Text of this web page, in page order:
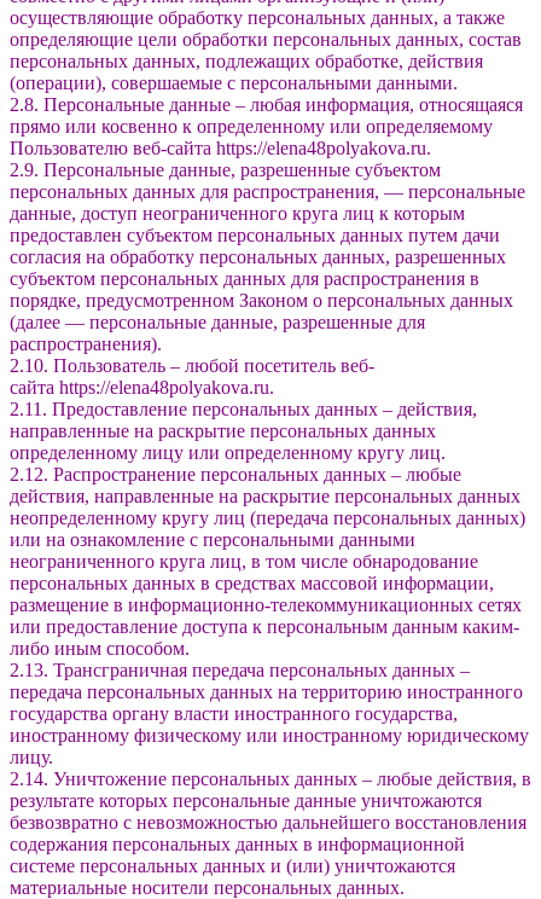
осуществляющие обработку персональных данных, а также
определяющие цели обработки персональных данных, состав
персональных данных, подлежащих обработке, действия
(операции), совершаемые с персональными данными.
2.8. Персональные данные – любая информация, относящаяся
прямо или косвенно к определенному или определяемому
Пользователю веб-сайта https://elena48polyakova.ru.
2.9. Персональные данные, разрешенные субъектом
персональных данных для распространения, — персональные
данные, доступ неограниченного круга лиц к которым
предоставлен субъектом персональных данных путем дачи
согласия на обработку персональных данных, разрешенных
субъектом персональных данных для распространения в
порядке, предусмотренном Законом о персональных данных
(далее — персональные данные, разрешенные для
распространения).
2.10. Пользователь – любой посетитель веб-
сайта https://elena48polyakova.ru.
2.11. Предоставление персональных данных – действия,
направленные на раскрытие персональных данных
определенному лицу или определенному кругу лиц.
2.12. Распространение персональных данных – любые
действия, направленные на раскрытие персональных данных
неопределенному кругу лиц (передача персональных данных)
или на ознакомление с персональными данными
неограниченного круга лиц, в том числе обнародование
персональных данных в средствах массовой информации,
размещение в информационно-телекоммуникационных сетях
или предоставление доступа к персональным данным каким-
либо иным способом.
2.13. Трансграничная передача персональных данных –
передача персональных данных на территорию иностранного
государства органу власти иностранного государства,
иностранному физическому или иностранному юридическому
лицу.
2.14. Уничтожение персональных данных – любые действия, в
результате которых персональные данные уничтожаются
безвозвратно с невозможностью дальнейшего восстановления
содержания персональных данных в информационной
системе персональных данных и (или) уничтожаются
материальные носители персональных данных.